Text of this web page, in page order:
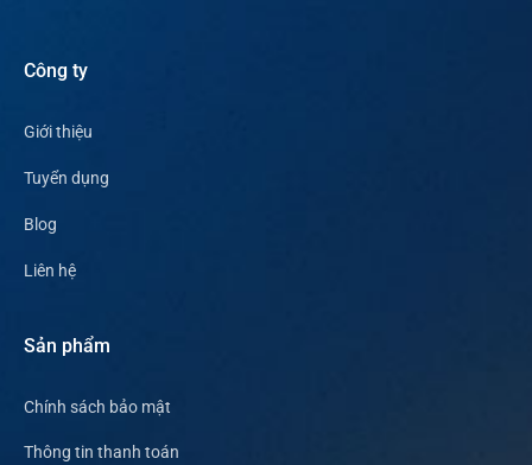
Công ty
Giới thiệu
Tuyển dụng
Blog
Liên hệ
Sản phẩm
Chính sách bảo mật
Thông tin thanh toán